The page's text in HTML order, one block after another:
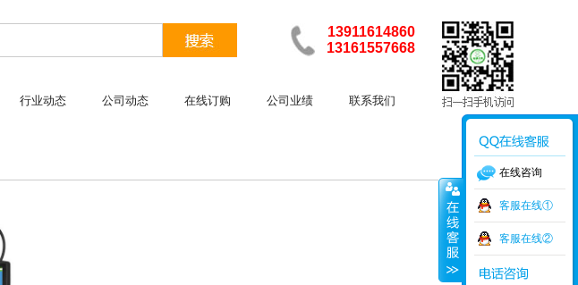
13911614860
13161557668
行业动态 公司动态 在线订购 公司业绩 联系我们
在线咨询
客服在线①
客服在线②